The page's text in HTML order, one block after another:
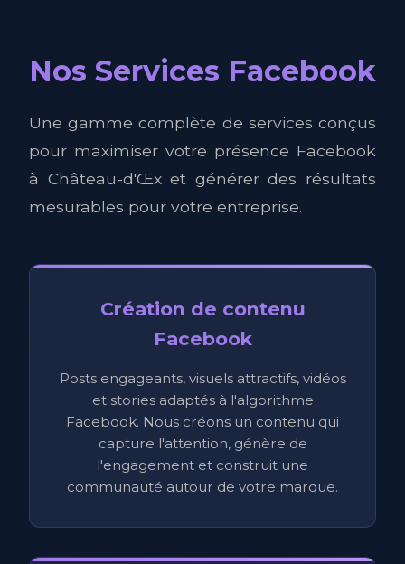
Nos Services Facebook
Une gamme complète de services conçus
pour maximiser votre présence Facebook
à Château-d'Œx et générer des résultats
mesurables pour votre entreprise.
Création de contenu
Facebook
Posts engageants, visuels attractifs, vidéos
et stories adaptés à l'algorithme
Facebook. Nous créons un contenu qui
capture l'attention, génère de
l'engagement et construit une
communauté autour de votre marque.